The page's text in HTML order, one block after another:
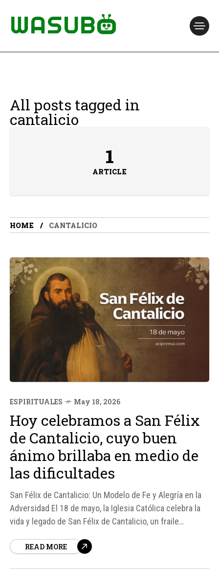
All posts tagged in
cantalicio
1
ARTICLE
HOME CANTALICIO
ESPIRITUALES May 18, 2026
Hoy celebramos a San Félix
de Cantalicio, cuyo buen
ánimo brillaba en medio de
las dificultades
San Félix de Cantalicio: Un Modelo de Fe y Alegría en la
Adversidad El 18 de mayo, la Iglesia Católica celebra la
vida y legado de San Félix de Cantalicio, un fraile
su buen ánimo y su dedicación a la vida espiritual.
READ MORE